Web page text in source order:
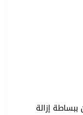
إزالة